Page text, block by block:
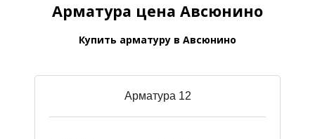
Арматура цена Авсюнино
Купить арматуру в Авсюнино
Арматура 12